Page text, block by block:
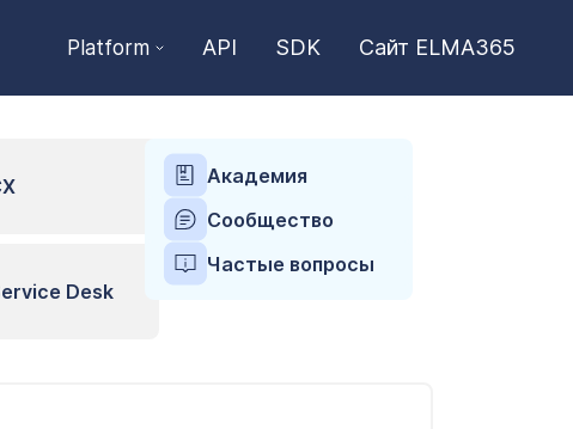
Platform API SDK Сайт ELMA365
Desk
Академия
Сообщество
Частые вопросы